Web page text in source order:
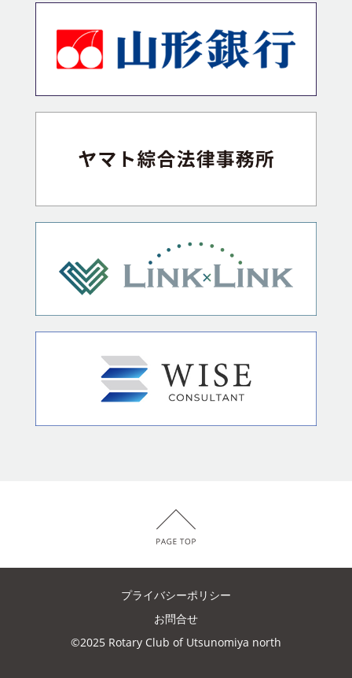
プライバシーポリシー
お問合せ
©2025 Rotary Club of Utsunomiya north